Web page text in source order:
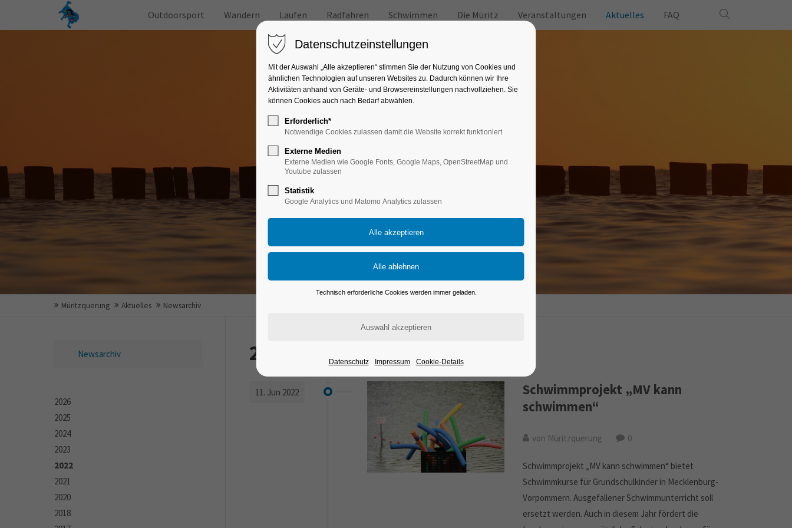
Outdoorsport Wandern Laufen Radfahren Schwimmen Die Müritz Veranstaltungen Aktuelles FAQ
Müritzquerung Aktuelles Newsarchiv
2022
11. Jun 2022
Schwimmprojekt „MV kann
schwimmen“
von Müritzquerung 0
Schwimmprojekt „MV kann schwimmen“ bietet
Schwimmkurse für Grundschulkinder in Mecklenburg-
Vorpommern. Ausgefallener Schwimmunterricht soll
ersetzt werden. Auch in diesem Jahr fördert die
Newsarchiv
2026
2025
2024
2023
2022
2021
2020
2018
Datenschutzeinstellungen
Mit der Auswahl „Alle akzeptieren“ stimmen Sie der Nutzung von Cookies und
ähnlichen Technologien auf unseren Websites zu. Dadurch können wir Ihre
Aktivitäten anhand von Geräte- und Browsereinstellungen nachvollziehen. Sie
können Cookies auch nach Bedarf abwählen.
Erforderlich*
Notwendige Cookies zulassen damit die Website korrekt funktioniert
Externe Medien
Externe Medien wie Google Fonts, Google Maps, OpenStreetMap und
Youtube zulassen
Statistik
Google Analytics und Matomo Analytics zulassen
Technisch erforderliche Cookies werden immer geladen.
Datenschutz Impressum Cookie-Details